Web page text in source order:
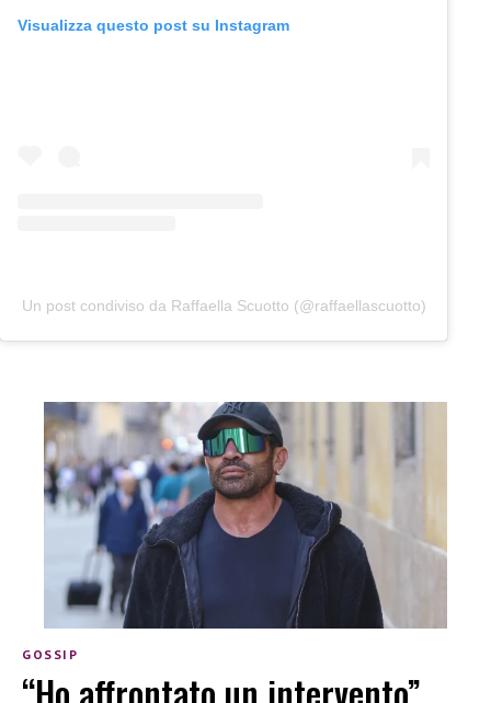
Visualizza questo post su Instagram
Un post condiviso da Raffaella Scuotto (@raffaellascuotto)
GOSSIP
“Ho affrontato un intervento”,